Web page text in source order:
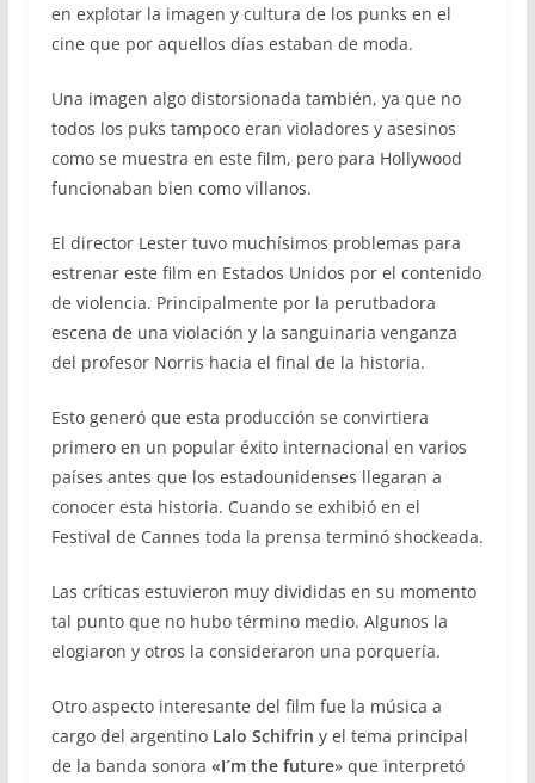
en explotar la imagen y cultura de los punks en el
cine que por aquellos días estaban de moda.
Una imagen algo distorsionada también, ya que no
todos los puks tampoco eran violadores y asesinos
como se muestra en este film, pero para Hollywood
funcionaban bien como villanos.
El director Lester tuvo muchísimos problemas para
estrenar este film en Estados Unidos por el contenido
de violencia. Principalmente por la perutbadora
escena de una violación y la sanguinaria venganza
del profesor Norris hacia el final de la historia.
Esto generó que esta producción se convirtiera
primero en un popular éxito internacional en varios
países antes que los estadounidenses llegaran a
conocer esta historia. Cuando se exhibió en el
Festival de Cannes toda la prensa terminó shockeada.
Las críticas estuvieron muy divididas en su momento
tal punto que no hubo término medio. Algunos la
elogiaron y otros la consideraron una porquería.
Otro aspecto interesante del film fue la música a
cargo del argentino Lalo Schifrin y el tema principal
de la banda sonora «I´m the future» que interpretó